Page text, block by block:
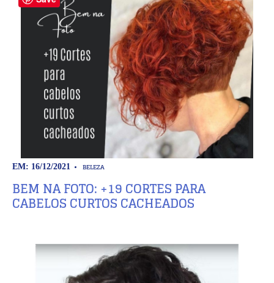
EM: 16/12/2021 BELEZA
BEM NA FOTO: +19 CORTES PARA
CABELOS CURTOS CACHEADOS